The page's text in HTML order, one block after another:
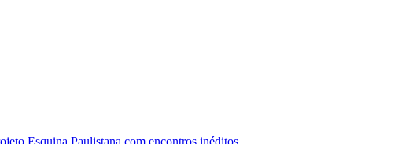
Esquina Paulistana com encontros inéditos...